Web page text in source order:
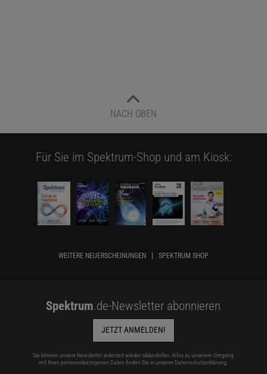
NACH OBEN
Für Sie im Spektrum-Shop und am Kiosk:
WEITERE NEUERSCHEINUNGEN SPEKTRUM SHOP
Spektrum.de-Newsletter abonnieren
JETZT ANMELDEN!
Sie können unsere Newsletter jederzeit wieder abbestellen. Infos zu unserem Umgang
mit Ihren personenbezogenen Daten finden Sie in unserer Datenschutzerklärung.